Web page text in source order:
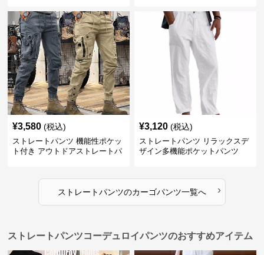
¥3,580 (税込)
ストレートパンツ 機能性ポケッ
ト付き アウトドアストレートパ
¥3,120 (税込)
ストレートパンツ リラックスデ
ザイン多機能ポケットパンツ
ストレートパンツのカーゴパンツ一覧へ ›
ストレートパンツコーデュロイパンツのおすすめアイテム